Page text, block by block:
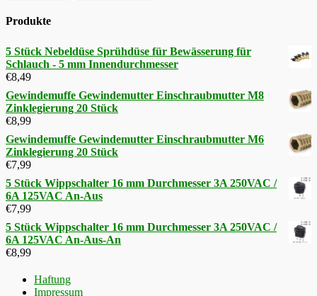
Produkte
5 Stück Nebeldüse Sprühdüse für Bewässerung für
Schlauch - 5 mm Innendurchmesser
€8,49
Gewindemuffe Gewindemutter Einschraubmutter M8
Zinklegierung 20 Stück
€8,99
Gewindemuffe Gewindemutter Einschraubmutter M6
Zinklegierung 20 Stück
€7,99
5 Stück Wippschalter 16 mm Durchmesser 3A 250VAC /
6A 125VAC An-Aus
€7,99
5 Stück Wippschalter 16 mm Durchmesser 3A 250VAC /
6A 125VAC An-Aus-An
€8,99
Haftung
Impressum